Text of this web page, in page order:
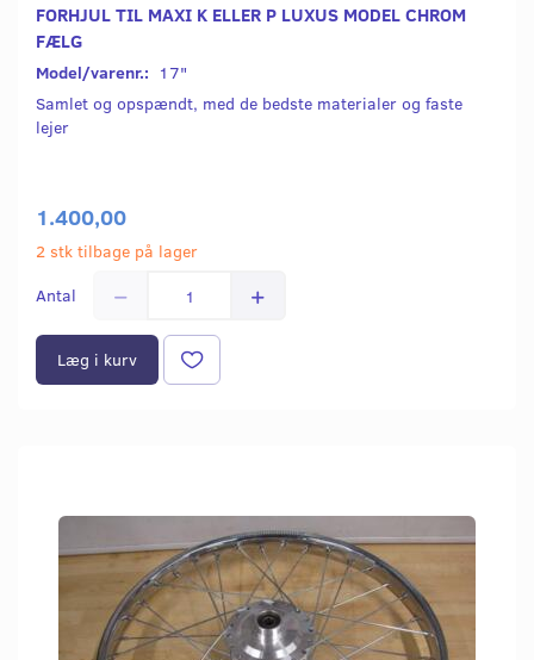
FORHJUL TIL MAXI K ELLER P LUXUS MODEL CHROM
FÆLG
Model/varenr.: 17"
Samlet og opspændt, med de bedste materialer og faste
lejer
1.400,00
2 stk tilbage på lager
Antal
Læg i kurv